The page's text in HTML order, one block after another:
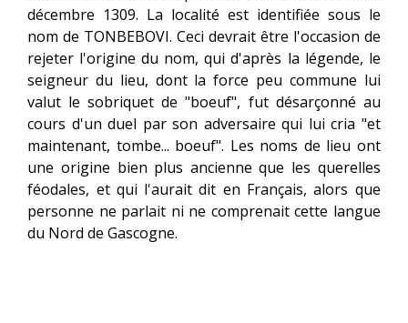
décembre 1309. La localité est identifiée sous le
nom de TONBEBOVI. Ceci devrait être l'occasion de
rejeter l'origine du nom, qui d'après la légende, le
seigneur du lieu, dont la force peu commune lui
valut le sobriquet de "boeuf", fut désarçonné au
cours d'un duel par son adversaire qui lui cria "et
maintenant, tombe... boeuf". Les noms de lieu ont
une origine bien plus ancienne que les querelles
féodales, et qui l'aurait dit en Français, alors que
personne ne parlait ni ne comprenait cette langue
du Nord de Gascogne.